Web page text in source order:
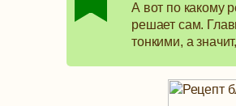
А вот по какому
решает сам.
тонкими, а